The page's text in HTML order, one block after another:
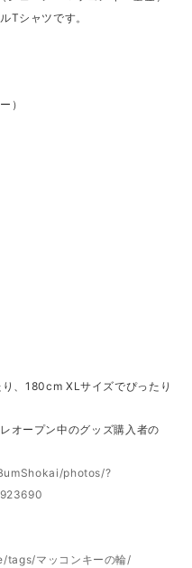
Tシャツです。
）
、180cm XLサイズでぴったり
オープン中のグッズ購入者の
photos/?
マッコンキーの輪/